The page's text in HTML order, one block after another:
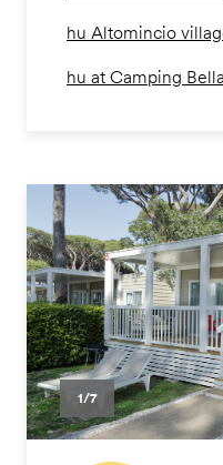
hu Altomincio
hu at Camping
1/7